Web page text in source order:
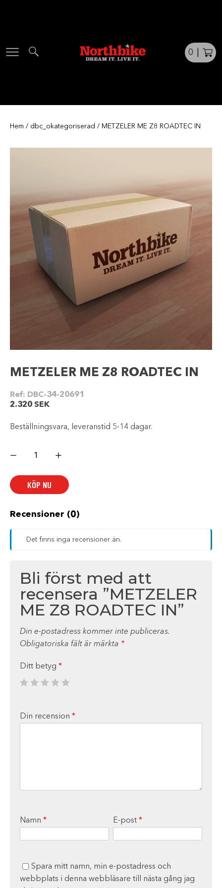
0
Hem / dbc_okategoriserad / METZELER ME Z8 ROADTEC IN
METZELER ME Z8 ROADTEC IN
Ref: DBC-34-20691
2.320 SEK
Beställningsvara, leveranstid 5-14 dagar.
ME
mängd
KÖP NU
Recensioner (0)
Det finns inga recensioner än.
Bli först med att
recensera ”METZELER
ME Z8 ROADTEC IN”
Din e-postadress kommer inte publiceras.
Obligatoriska fält är märkta *
Ditt betyg *
Din recension *
Namn * E-post *
Spara mitt namn, min e-postadress och
webbplats i denna webbläsare till nästa gång jag